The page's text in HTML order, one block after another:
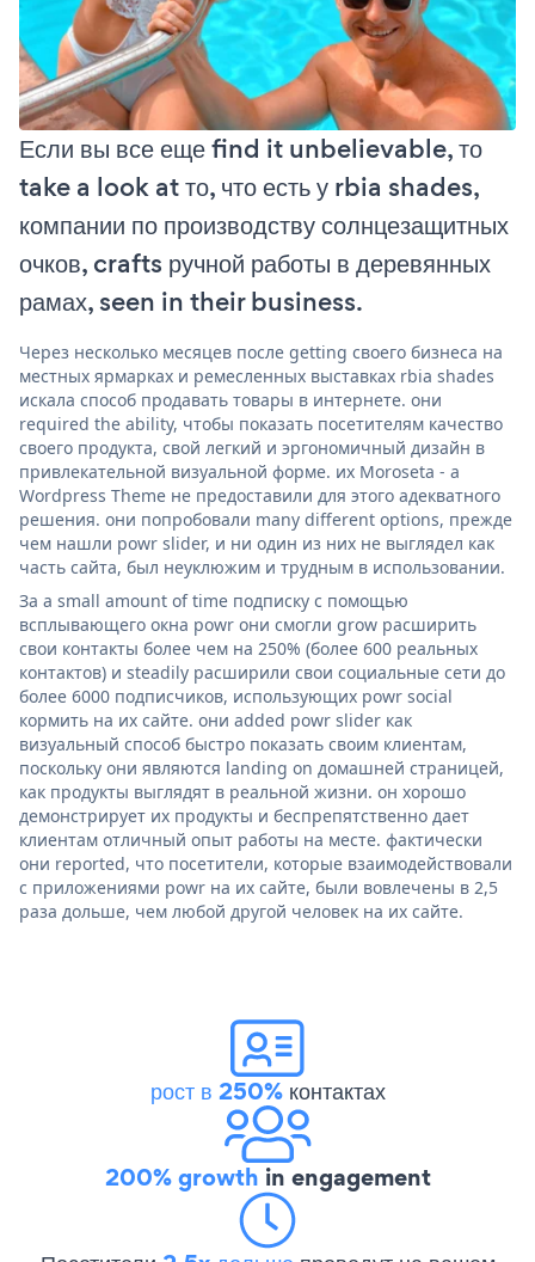
Если вы все еще find it unbelievable, то
take a look at то, что есть у rbia shades,
компании по производству солнцезащитных
очков, crafts ручной работы в деревянных
рамах, seen in their business.
Через несколько месяцев после getting своего бизнеса на
местных ярмарках и ремесленных выставках rbia shades
искала способ продавать товары в интернете. они
required the ability, чтобы показать посетителям качество
своего продукта, свой легкий и эргономичный дизайн в
привлекательной визуальной форме. их Moroseta - a
Wordpress Theme не предоставили для этого адекватного
решения. они попробовали many different options, прежде
чем нашли powr slider, и ни один из них не выглядел как
часть сайта, был неуклюжим и трудным в использовании.
За a small amount of time подписку с помощью
всплывающего окна powr они смогли grow расширить
свои контакты более чем на 250% (более 600 реальных
контактов) и steadily расширили свои социальные сети до
более 6000 подписчиков, использующих powr social
кормить на их сайте. они added powr slider как
визуальный способ быстро показать своим клиентам,
поскольку они являются landing on домашней страницей,
как продукты выглядят в реальной жизни. он хорошо
демонстрирует их продукты и беспрепятственно дает
клиентам отличный опыт работы на месте. фактически
они reported, что посетители, которые взаимодействовали
с приложениями powr на их сайте, были вовлечены в 2,5
раза дольше, чем любой другой человек на их сайте.
рост в 250%контактах
200% growth in engagement